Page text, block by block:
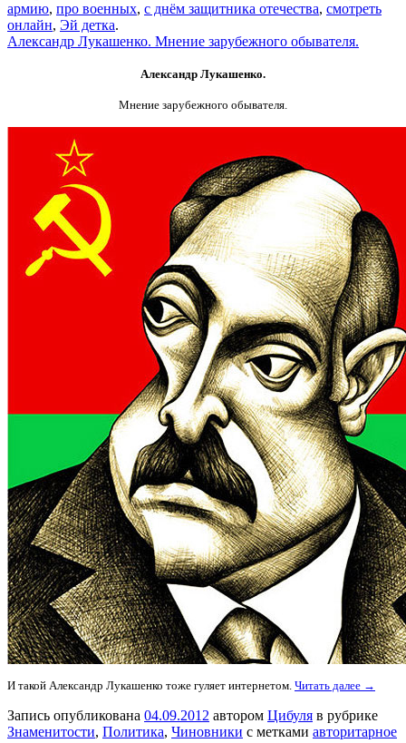
армию, про военных, с днём защитника отечества, смотреть
онлайн, Эй детка.
Александр Лукашенко. Мнение зарубежного обывателя.
Александр Лукашенко.
Мнение зарубежного обывателя.
И такой Александр Лукашенко тоже гуляет интернетом. Читать далее →
Запись опубликована 04.09.2012 автором Цибуля в рубрике
Знаменитости, Политика, Чиновники с метками авторитарное